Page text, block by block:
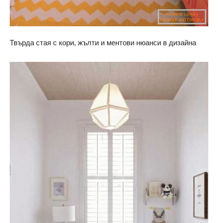
Твърда стая с кори, жълти и ментови нюанси в дизайна